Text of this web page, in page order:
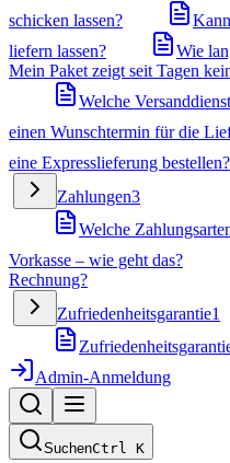
schicken lassen?
liefern lassen?
Wie
Mein Paket zeigt seit Tagen
Welche
einen Wunschtermin für die
eine Expresslieferung bestellen?
Zahlungen3
Welche
Vorkasse – wie geht das?
Rechnung?
Zufriedenheitsgarantie1
Admin-Anmeldung
SuchenCtrl K